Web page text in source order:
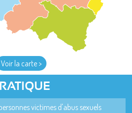
Voir la carte >
victimes d'abus sexuels